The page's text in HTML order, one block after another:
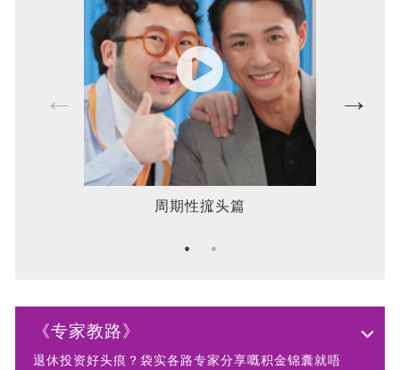
周期性搲头篇
《专家教路》
退休投资好头痕？袋实各路专家分享嘅积金锦囊就唔